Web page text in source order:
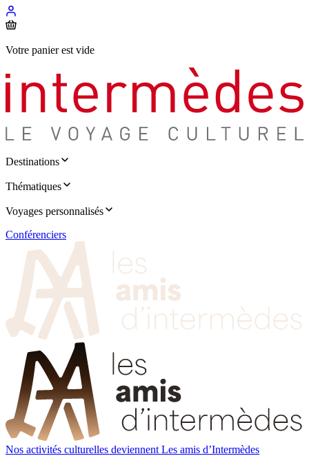
Votre panier est vide
Destinations
Thématiques
Voyages personnalisés
Conférenciers
Nos activités culturelles deviennent Les amis d’Intermèdes